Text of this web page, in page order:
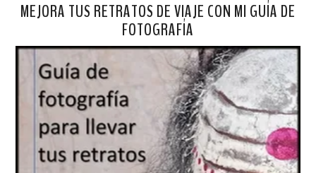
MEJORA TUS RETRATOS DE VIAJE CON MI GUÍA DE
FOTOGRAFÍA